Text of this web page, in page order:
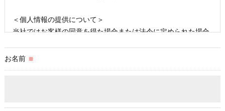
＜個人情報の提供について＞
当社ではお客様の同意を得た場合または法令に定められた場合
取得した個人情報を第三者に提供することはいたしません。
お名前 ※